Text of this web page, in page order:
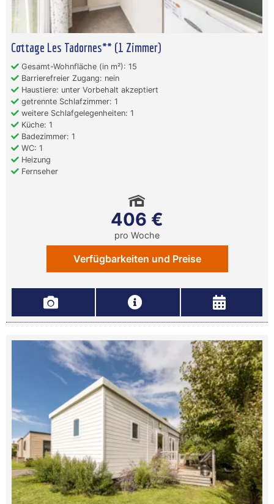
Cottage Les Tadornes** (1 Zimmer)
Gesamt-Wohnfläche (in m²): 15
Barrierefreier Zugang: nein
Haustiere: unter Vorbehalt akzeptiert
getrennte Schlafzimmer: 1
weitere Schlafgelegenheiten: 1
Küche: 1
Badezimmer: 1
WC: 1
Heizung
Fernseher
406 €
pro Woche
Verfügbarkeiten und Preise